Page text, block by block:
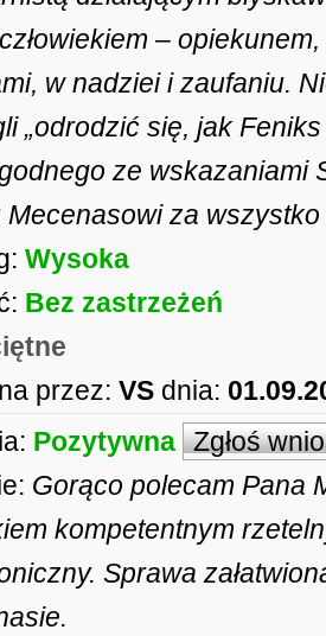
–
w nadziei i zaufaniu.
„odrodzić się, jak
ze wskazaniami
Mecenasowi za
Wysoka
Bez zastrzeżeń
przez: VS dnia:
Pozytywna Zgłoś
Gorąco polecam Pana
kompetentnym
Sprawa